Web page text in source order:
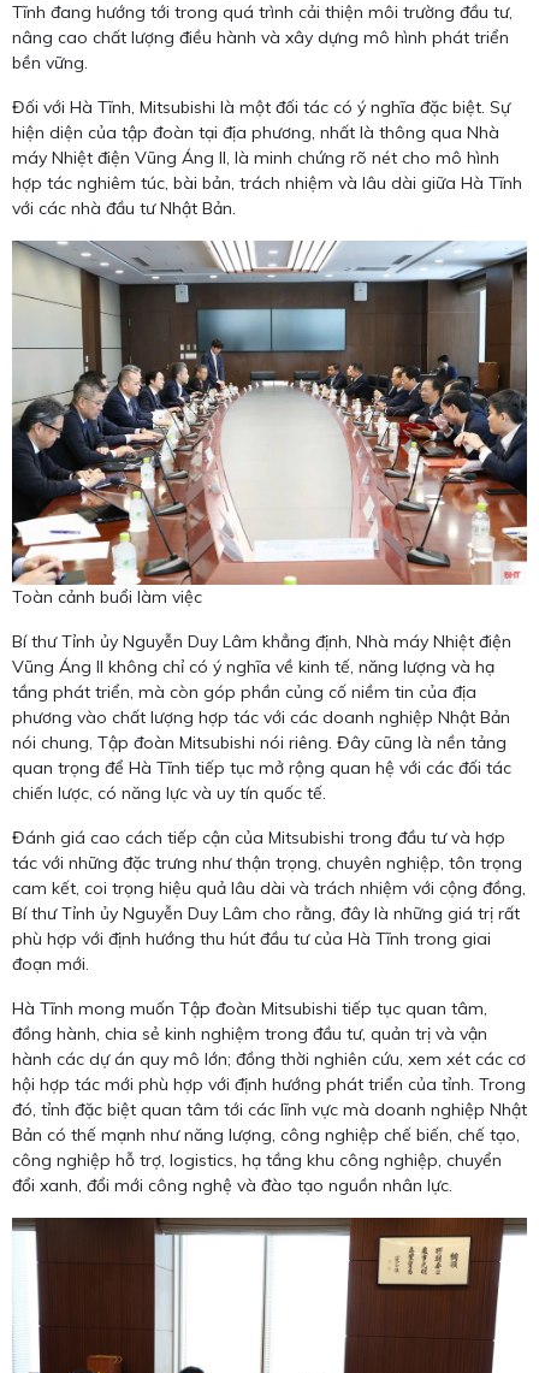
Tĩnh đang hướng tới trong quá trình cải thiện môi trường đầu tư,
nâng cao chất lượng điều hành và xây dựng mô hình phát triển
bền vững.
Đối với Hà Tĩnh, Mitsubishi là một đối tác có ý nghĩa đặc biệt. Sự
hiện diện của tập đoàn tại địa phương, nhất là thông qua Nhà
máy Nhiệt điện Vũng Áng II, là minh chứng rõ nét cho mô hình
hợp tác nghiêm túc, bài bản, trách nhiệm và lâu dài giữa Hà Tĩnh
với các nhà đầu tư Nhật Bản.
Toàn cảnh buổi làm việc
Bí thư Tỉnh ủy Nguyễn Duy Lâm khẳng định, Nhà máy Nhiệt điện
Vũng Áng II không chỉ có ý nghĩa về kinh tế, năng lượng và hạ
tầng phát triển, mà còn góp phần củng cố niềm tin của địa
phương vào chất lượng hợp tác với các doanh nghiệp Nhật Bản
nói chung, Tập đoàn Mitsubishi nói riêng. Đây cũng là nền tảng
quan trọng để Hà Tĩnh tiếp tục mở rộng quan hệ với các đối tác
chiến lược, có năng lực và uy tín quốc tế.
Đánh giá cao cách tiếp cận của Mitsubishi trong đầu tư và hợp
tác với những đặc trưng như thận trọng, chuyên nghiệp, tôn trọng
cam kết, coi trọng hiệu quả lâu dài và trách nhiệm với cộng đồng,
Bí thư Tỉnh ủy Nguyễn Duy Lâm cho rằng, đây là những giá trị rất
phù hợp với định hướng thu hút đầu tư của Hà Tĩnh trong giai
đoạn mới.
Hà Tĩnh mong muốn Tập đoàn Mitsubishi tiếp tục quan tâm,
đồng hành, chia sẻ kinh nghiệm trong đầu tư, quản trị và vận
hành các dự án quy mô lớn; đồng thời nghiên cứu, xem xét các cơ
hội hợp tác mới phù hợp với định hướng phát triển của tỉnh. Trong
đó, tỉnh đặc biệt quan tâm tới các lĩnh vực mà doanh nghiệp Nhật
Bản có thế mạnh như năng lượng, công nghiệp chế biến, chế tạo,
công nghiệp hỗ trợ, logistics, hạ tầng khu công nghiệp, chuyển
đổi xanh, đổi mới công nghệ và đào tạo nguồn nhân lực.